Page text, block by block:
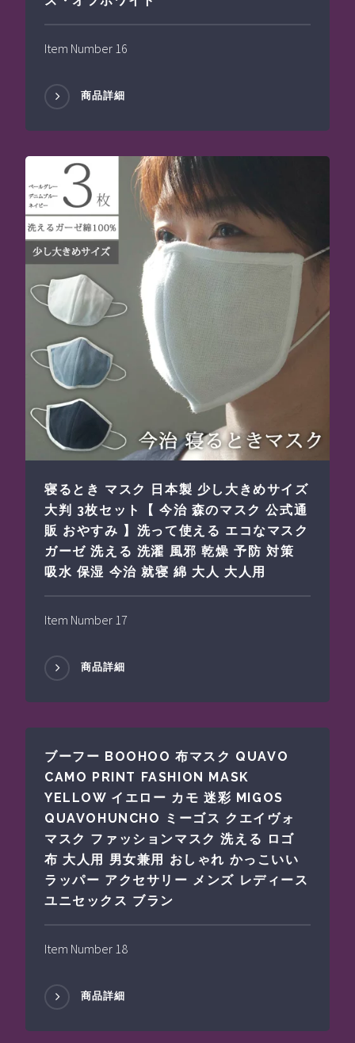
Item Number 16
商品詳細
寝るとき マスク 日本製 少し大きめサイズ
大判 3枚セット【 今治 森のマスク 公式通
販 おやすみ 】洗って使える エコなマスク
ガーゼ 洗える 洗濯 風邪 乾燥 予防 対策
吸水 保湿 今治 就寝 綿 大人 大人用
Item Number 17
商品詳細
ブーフー BOOHOO 布マスク QUAVO
CAMO PRINT FASHION MASK
YELLOW イエロー カモ 迷彩 MIGOS
QUAVOHUNCHO ミーゴス クエイヴォ
マスク ファッションマスク 洗える ロゴ
布 大人用 男女兼用 おしゃれ かっこいい
ラッパー アクセサリー メンズ レディース
ユニセックス ブラン
Item Number 18
商品詳細